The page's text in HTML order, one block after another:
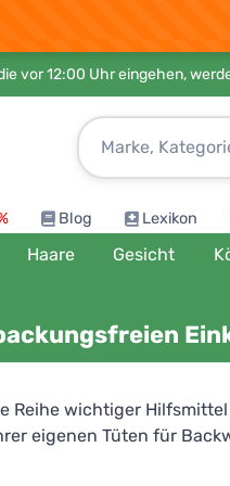
vor 12:00 Uhr eingehen,
Blog Lexikon
Haare Gesicht
Reihe wichtiger
eigenen Tüten für
Alternativen